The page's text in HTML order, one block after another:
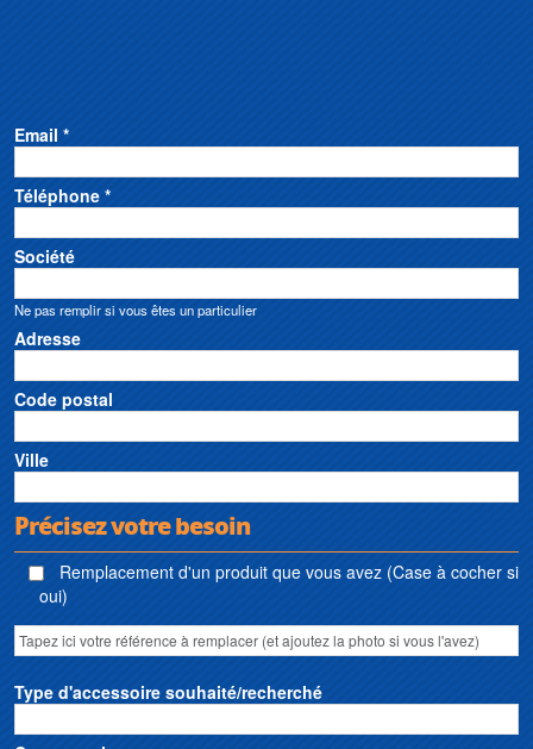
Email *
Téléphone *
Société
Ne pas remplir si vous êtes un particulier
Adresse
Code postal
Ville
Précisez votre besoin
Remplacement d'un produit que vous avez (Case à cocher si
oui)
Type d'accessoire souhaité/recherché